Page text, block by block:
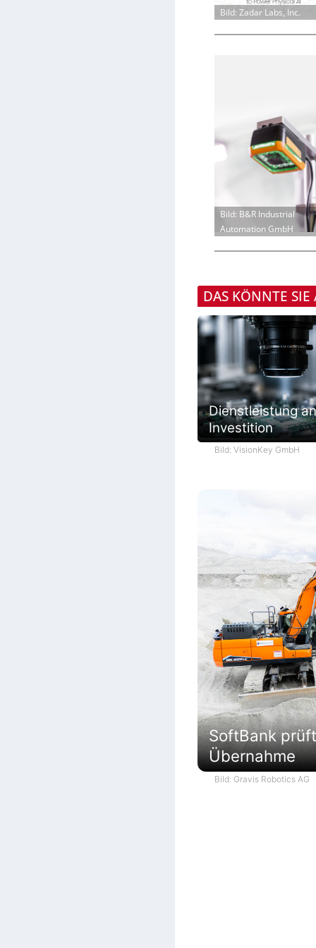
Bild: Zadar Labs, Inc.
Bild: B&R Industrial
Automation GmbH
DAS KÖNNTE SIE
Dienstleistung
Investition
Bild: VisionKey GmbH
SoftBank
Übernahme
Bild: Gravis Robotics AG